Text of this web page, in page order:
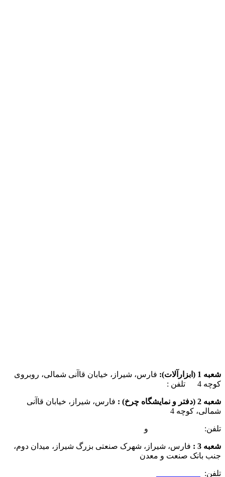
شعبه 1 (ابزارآلات):
فارس، شیراز، خیابان قاآنی شمالی، روبروی
کوچه 4 تلفن :
شعبه 2 (دفتر و نمایشگاه چرخ) :
فارس، شیراز، خیابان قاآنی
شمالی، کوچه 4
تلفن: و
شعبه 3 :
فارس، شیراز، شهرک صنعتی بزرگ شیراز، میدان دوم،
جنب بانک صنعت و معدن
تلفن: